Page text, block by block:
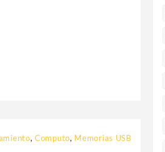
,Computo, Memorias USB